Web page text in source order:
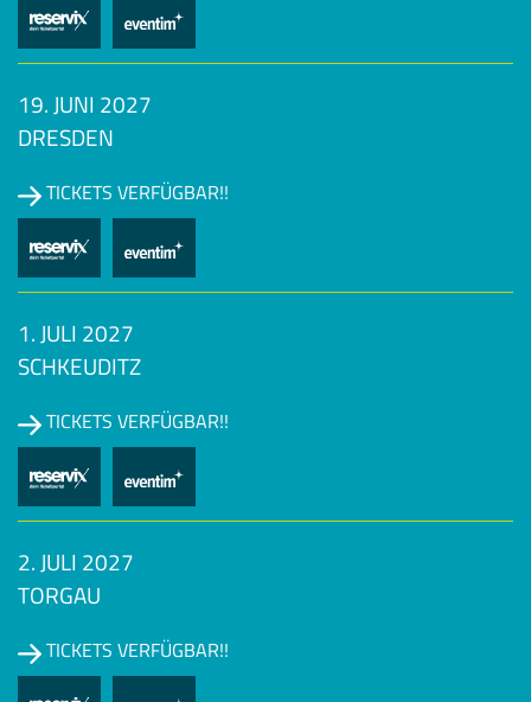
19. JUNI 2027
DRESDEN
TICKETS VERFÜGBAR!!
1. JULI 2027
SCHKEUDITZ
TICKETS VERFÜGBAR!!
2. JULI 2027
TORGAU
TICKETS VERFÜGBAR!!